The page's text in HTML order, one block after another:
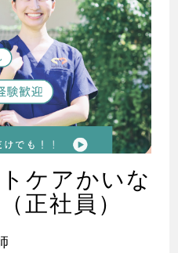
ケアかいな
正社員）